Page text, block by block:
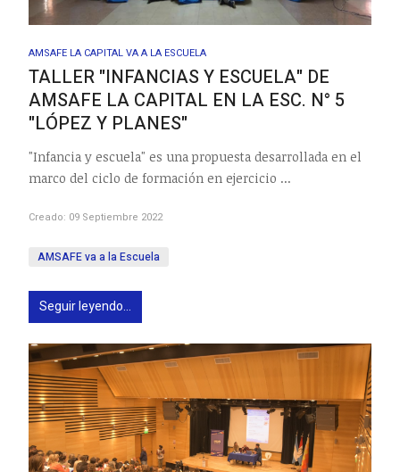
AMSAFE LA CAPITAL VA A LA ESCUELA
TALLER "INFANCIAS Y ESCUELA" DE
AMSAFE LA CAPITAL EN LA ESC. N° 5
"LÓPEZ Y PLANES"
"Infancia y escuela" es una propuesta desarrollada en el
marco del ciclo de formación en ejercicio ...
Creado: 09 Septiembre 2022
AMSAFE va a la Escuela
Seguir leyendo...